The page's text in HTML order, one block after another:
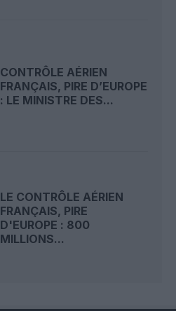
CONTRÔLE AÉRIEN
FRANÇAIS, PIRE D’EUROPE
: LE MINISTRE DES...
LE CONTRÔLE AÉRIEN
FRANÇAIS, PIRE
D'EUROPE : 800
MILLIONS...